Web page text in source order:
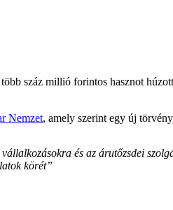
száz millió forintos hasznot
Nemzet, amely szerint egy új
vállalkozásokra és az árutőzsdei
körét”